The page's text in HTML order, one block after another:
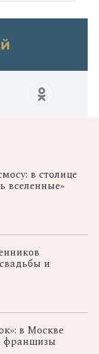
в столице
вселенные»
и
в Москве
франшизы